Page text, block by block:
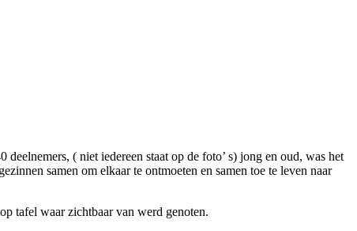
( niet iedereen staat op de foto’ s) jong en oud, was het
samen om elkaar te ontmoeten en samen toe te leven naar
tafel waar zichtbaar van werd genoten.